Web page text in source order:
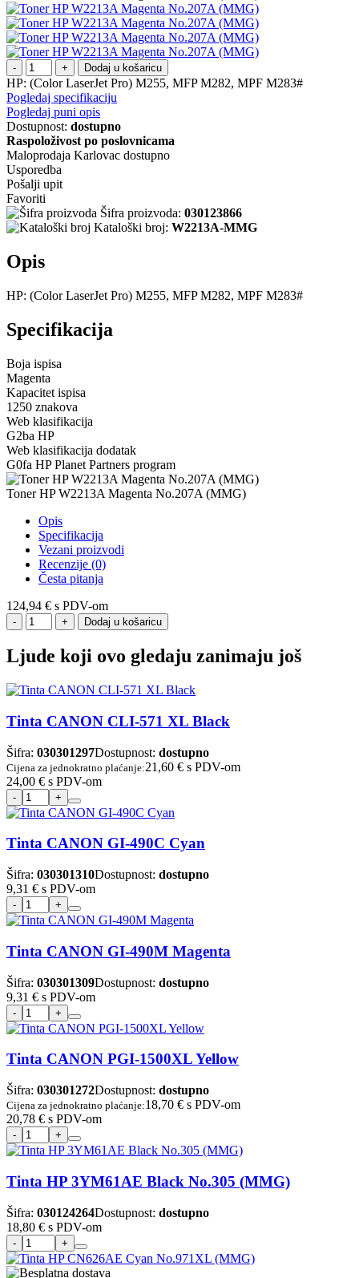
Dodaj u košaricu
HP: (Color LaserJet Pro) M255, MFP M282, MPF M283#
Pogledaj specifikaciju
Pogledaj puni opis
Dostupnost: dostupno
Raspoloživost po poslovnicama
Maloprodaja Karlovac dostupno
Usporedba
Pošalji upit
Favoriti
Šifra proizvoda: 030123866
Kataloški broj: W2213A-MMG
Opis
HP: (Color LaserJet Pro) M255, MFP M282, MPF M283#
Specifikacija
Boja ispisa
Magenta
Kapacitet ispisa
1250 znakova
Web klasifikacija
G2ba HP
Web klasifikacija dodatak
G0fa HP Planet Partners program
Toner HP W2213A Magenta No.207A (MMG)
Opis
Specifikacija
Vezani proizvodi
Recenzije (0)
Česta pitanja
124,94 € s PDV-om
Dodaj u košaricu
Ljude koji ovo gledaju zanimaju još
Tinta CANON CLI-571 XL Black
Šifra: 030301297Dostupnost: dostupno
Cijena za jednokratno plaćanje:21,60 € s PDV-om
24,00 € s PDV-om
Tinta CANON GI-490C Cyan
Šifra: 030301310Dostupnost: dostupno
9,31 € s PDV-om
Tinta CANON GI-490M Magenta
Šifra: 030301309Dostupnost: dostupno
9,31 € s PDV-om
Tinta CANON PGI-1500XL Yellow
Šifra: 030301272Dostupnost: dostupno
Cijena za jednokratno plaćanje:18,70 € s PDV-om
20,78 € s PDV-om
Tinta HP 3YM61AE Black No.305 (MMG)
Šifra: 030124264Dostupnost: dostupno
18,80 € s PDV-om